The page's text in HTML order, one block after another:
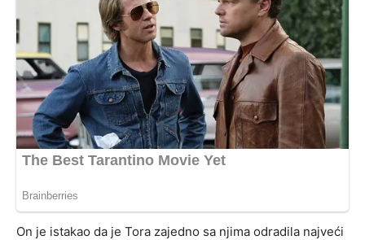
On je istakao da je Tora zajedno sa njima odradila najveći